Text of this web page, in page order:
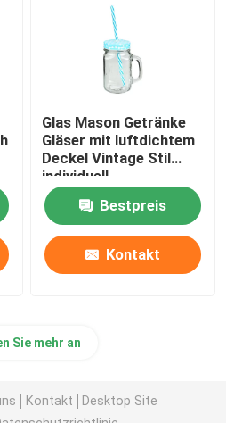
Glas Mason Getränke
Gläser mit luftdichtem
Deckel Vintage Stil
individuell
Bestpreis
Kontakt
Sie mehr an
Kontakt
Desktop Site